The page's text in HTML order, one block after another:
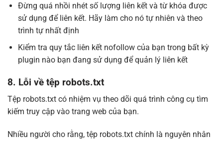
Đừng quá nhồi nhét số lượng liên kết và từ khóa được
sử dụng để liên kết. Hãy làm cho nó tự nhiên và theo
trình tự nhất định
Kiểm tra quy tắc liên kết nofollow của bạn trong bất kỳ
plugin nào bạn đang sử dụng để quản lý liên kết
8. Lỗi về tệp robots.txt
Tệp robots.txt có nhiệm vụ theo dõi quá trình công cụ tìm
kiếm truy cập vào trang web của bạn.
Nhiều người cho rằng, tệp robots.txt chính là nguyên nhân